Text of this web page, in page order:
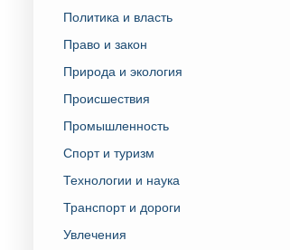
Политика и власть
Право и закон
Природа и экология
Происшествия
Промышленность
Спорт и туризм
Технологии и наука
Транспорт и дороги
Увлечения